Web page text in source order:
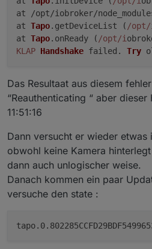
at /opt/iobroker/
at Tapo. getDeviceList ( /
at Tapo. onReady ( /opt/i
KLAP Handshake failed. Try
Das Resultaat aus diesem
“Reauthenticating “ aber
11:51:16
Dann versucht er wieder etwas
obwohl keine Kamera
dann auch unlogischer weise.
Danach kommen ein paar
versuche den state :